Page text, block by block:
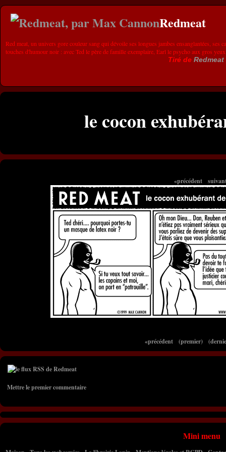
Redmeat
Red meat, un univers gore couleur sang qui dévoile ses longues jambes ensanglantées, ses
touches d'humour noir : avec Ted le père de famille exemplaire, Earl le psycho aux gros
Tiré de Redmeat
le cocon
«précédent
«précédent (premier)
Mettre le premier commentaire
Mini menu